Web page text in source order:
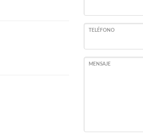
TELÉFONO
MENSAJE